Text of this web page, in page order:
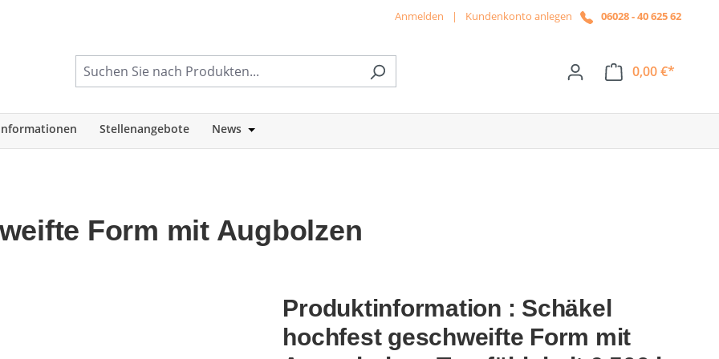
Anmelden | Kundenkonto anlegen 06028 - 40 625 62
0,00 €*
Shop Stellenangebote News Öffne oder Schließe das Dropdown der Kategorie News
Form mit Augbolzen
Produktinformation : Schäkel
hochfest geschweifte Form mit